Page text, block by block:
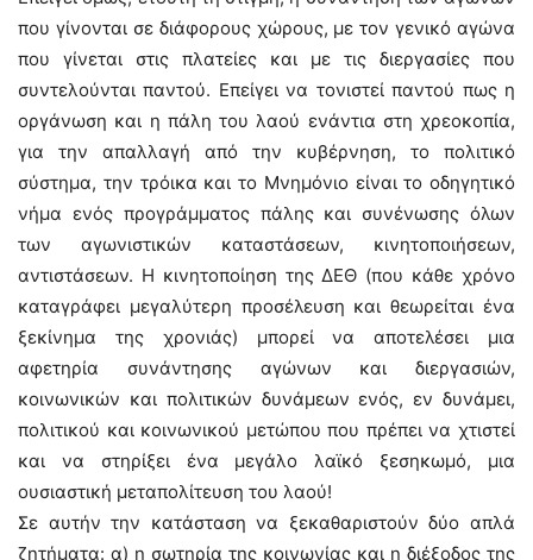
που γίνονται σε διάφορους χώρους, με τον γενικό αγώνα
που γίνεται στις πλατείες και με τις διεργασίες που
συντελούνται παντού. Επείγει να τονιστεί παντού πως η
οργάνωση και η πάλη του λαού ενάντια στη χρεοκοπία,
για την απαλλαγή από την κυβέρνηση, το πολιτικό
σύστημα, την τρόικα και το Μνημόνιο είναι το οδηγητικό
νήμα ενός προγράμματος πάλης και συνένωσης όλων
των αγωνιστικών καταστάσεων, κινητοποιήσεων,
αντιστάσεων. Η κινητοποίηση της ΔΕΘ (που κάθε χρόνο
καταγράφει μεγαλύτερη προσέλευση και θεωρείται ένα
ξεκίνημα της χρονιάς) μπορεί να αποτελέσει μια
αφετηρία συνάντησης αγώνων και διεργασιών,
κοινωνικών και πολιτικών δυνάμεων ενός, εν δυνάμει,
πολιτικού και κοινωνικού μετώπου που πρέπει να χτιστεί
και να στηρίξει ένα μεγάλο λαϊκό ξεσηκωμό, μια
ουσιαστική μεταπολίτευση του λαού!
Σε αυτήν την κατάσταση να ξεκαθαριστούν δύο απλά
ζητήματα: α) η σωτηρία της κοινωνίας και η διέξοδος της